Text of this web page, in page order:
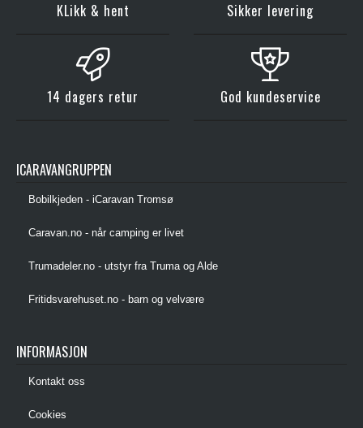
KLikk & hent Sikker levering
14 dagers retur God kundeservice
ICARAVANGRUPPEN
Bobilkjeden - iCaravan Tromsø
Caravan.no - når camping er livet
Trumadeler.no - utstyr fra Truma og Alde
Fritidsvarehuset.no - barn og velvære
INFORMASJON
Kontakt oss
Cookies